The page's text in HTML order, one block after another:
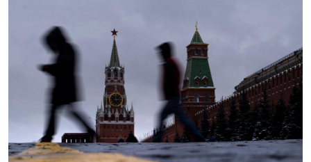
Previous Next